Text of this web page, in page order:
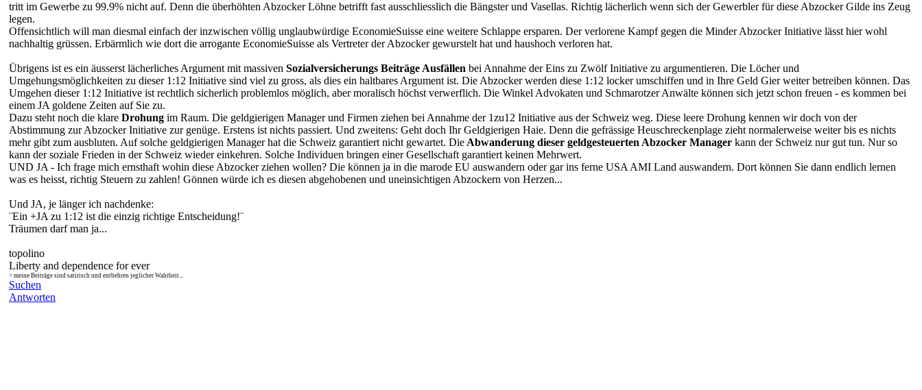
tritt im Gewerbe zu 99.9% nicht auf. Denn die überhöhten Abzocker Löhne betrifft fast ausschliesslich die Bängster und Vasellas. Richtig lächerlich wenn sich der Gewerbler für diese Abzocker Gilde ins Zeug
legen.
Offensichtlich will man diesmal einfach der inzwischen völlig unglaubwürdige EconomieSuisse eine weitere Schlappe ersparen. Der verlorene Kampf gegen die Minder Abzocker Initiative lässt hier wohl
nachhaltig grüssen. Erbärmlich wie dort die arrogante EconomieSuisse als Vertreter der Abzocker gewurstelt hat und haushoch verloren hat.
Übrigens ist es ein äusserst lächerliches Argument mit massiven Sozialversicherungs Beiträge Ausfällen bei Annahme der Eins zu Zwölf Initiative zu argumentieren. Die Löcher und
Umgehungsmöglichkeiten zu dieser 1:12 Initiative sind viel zu gross, als dies ein haltbares Argument ist. Die Abzocker werden diese 1:12 locker umschiffen und in Ihre Geld Gier weiter betreiben können. Das
Umgehen dieser 1:12 Initiative ist rechtlich sicherlich problemlos möglich, aber moralisch höchst verwerflich. Die Winkel Advokaten und Schmarotzer Anwälte können sich jetzt schon freuen - es kommen bei
einem JA goldene Zeiten auf Sie zu.
Dazu steht noch die klare Drohung im Raum. Die geldgierigen Manager und Firmen ziehen bei Annahme der 1zu12 Initiative aus der Schweiz weg. Diese leere Drohung kennen wir doch von der
Abstimmung zur Abzocker Initiative zur genüge. Erstens ist nichts passiert. Und zweitens: Geht doch Ihr Geldgierigen Haie. Denn die gefrässige Heuschreckenplage zieht normalerweise weiter bis es nichts
mehr gibt zum ausbluten. Auf solche geldgierigen Manager hat die Schweiz garantiert nicht gewartet. Die Abwanderung dieser geldgesteuerten Abzocker Manager kann der Schweiz nur gut tun. Nur so
kann der soziale Frieden in der Schweiz wieder einkehren. Solche Individuen bringen einer Gesellschaft garantiert keinen Mehrwert.
UND JA - Ich frage mich ernsthaft wohin diese Abzocker ziehen wollen? Die können ja in die marode EU auswandern oder gar ins ferne USA AMI Land auswandern. Dort können Sie dann endlich lernen
was es heisst, richtig Steuern zu zahlen! Gönnen würde ich es diesen abgehobenen und uneinsichtigen Abzockern von Herzen...
Und JA, je länger ich nachdenke:
¨Ein +JA zu 1:12 ist die einzig richtige Entscheidung!¨
Träumen darf man ja...
topolino
Liberty and dependence for ever
> meine Beiträge sind satirisch und entbehren jeglicher Wahrheit...
Suchen
Antworten